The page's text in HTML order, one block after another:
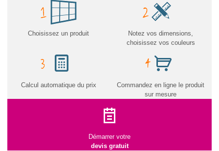
Choisissez un produit
Notez vos dimensions,
choisissez vos couleurs
Calcul automatique du prix
Commandez en ligne le produit
sur mesure
Démarrer votre
devis gratuit